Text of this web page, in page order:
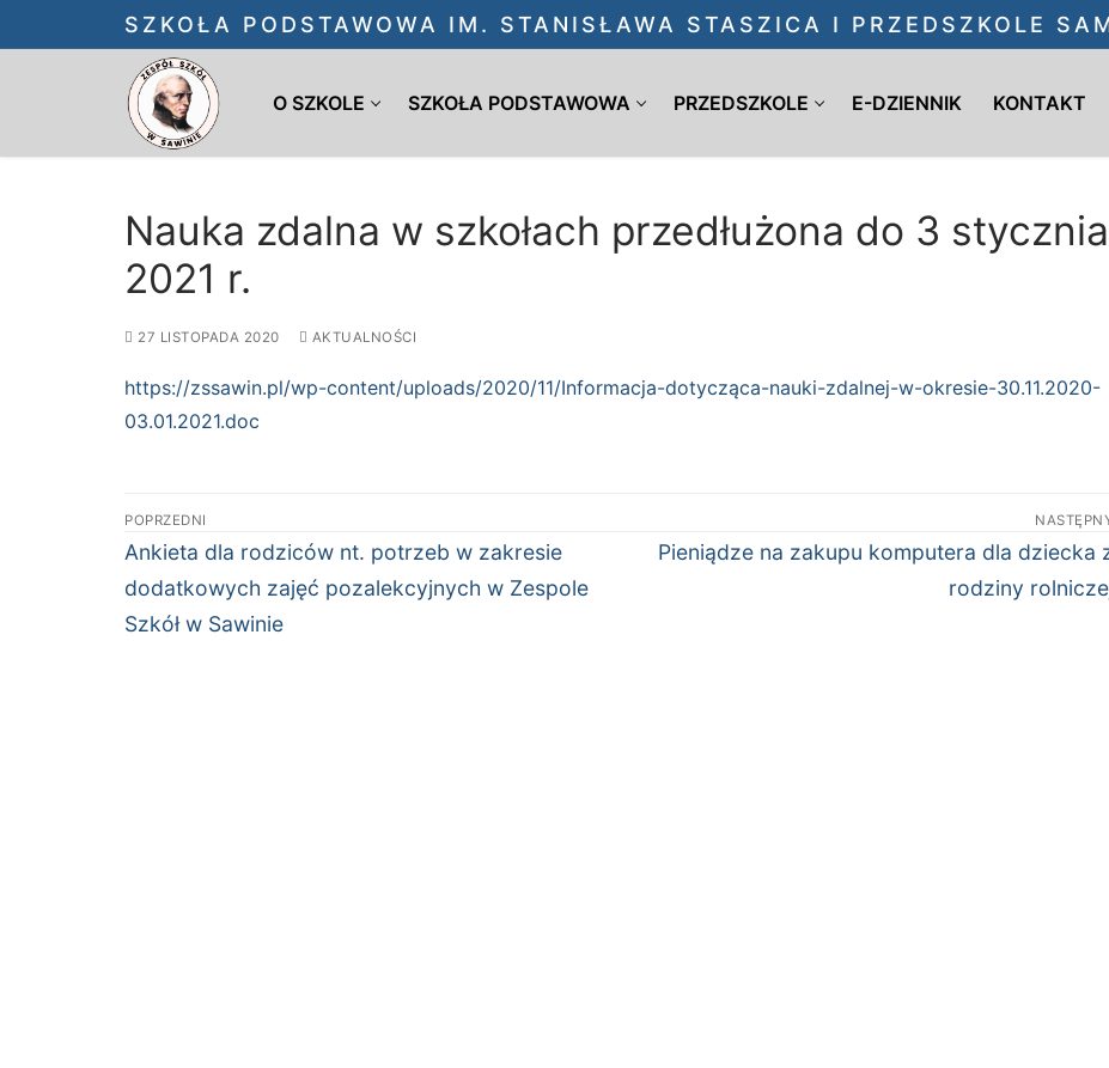
do
SZKOŁA PODSTAWOWA IM. STANISŁAWA STASZICA I PRZEDSZKOLE
O SZKOLE SZKOŁA PODSTAWOWA PRZEDSZKOLE E-DZIENNIK KONTAKT
Nauka zdalna w szkołach przedłużona do 3 stycznia
2021 r.
27 LISTOPADA 2020 AKTUALNOŚCI
https://zssawin.pl/wp-content/uploads/2020/11/Informacja-dotycząca-nauki-zdalnej-w-okresie-30.11.2020-
03.01.2021.doc
Nawigacja
wpisu
POPRZEDNI
Poprzedni
wpis:
Ankieta dla rodziców nt. potrzeb w zakresie
dodatkowych zajęć pozalekcyjnych w Zespole
Szkół w Sawinie
Następny
Pieniądze na zakupu komputera dla dziecka
rodziny